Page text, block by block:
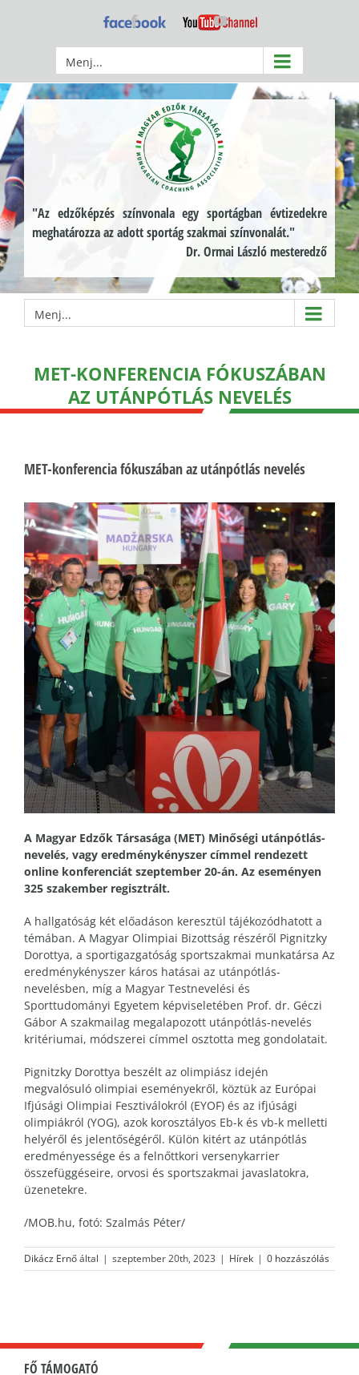
Facebook YouTube
Menj...
"Az edzőképzés színvonala egy sportágban évtizedekre
meghatározza az adott sportág szakmai színvonalát."
Dr. Ormai László mesteredző
Menj...
MET-KONFERENCIA FÓKUSZÁBAN
AZ UTÁNPÓTLÁS NEVELÉS
MET-konferencia fókuszában az utánpótlás nevelés
A Magyar Edzők Társasága (MET) Minőségi utánpótlás-
nevelés, vagy eredménykényszer címmel rendezett
online konferenciát szeptember 20-án. Az eseményen
325 szakember regisztrált.
A hallgatóság két előadáson keresztül tájékozódhatott a
témában. A Magyar Olimpiai Bizottság részéről Pignitzky
Dorottya, a sportigazgatóság sportszakmai munkatársa Az
eredménykényszer káros hatásai az utánpótlás-
nevelésben, míg a Magyar Testnevelési és
Sporttudományi Egyetem képviseletében Prof. dr. Géczi
Gábor A szakmailag megalapozott utánpótlás-nevelés
kritériumai, módszerei címmel osztotta meg gondolatait.
Pignitzky Dorottya beszélt az olimpiász idején
megvalósuló olimpiai eseményekről, köztük az Európai
Ifjúsági Olimpiai Fesztiválokról (EYOF) és az ifjúsági
olimpiákról (YOG), azok korosztályos Eb-k és vb-k melletti
helyéről és jelentőségéről. Külön kitért az utánpótlás
eredményessége és a felnőttkori versenykarrier
összefüggéseire, orvosi és sportszakmai javaslatokra,
üzenetekre.
/MOB.hu, fotó: Szalmás Péter/
Dikácz Ernőáltal | szeptember 20th, 2023 | Hírek | 0 hozzászólás
FŐ TÁMOGATÓ